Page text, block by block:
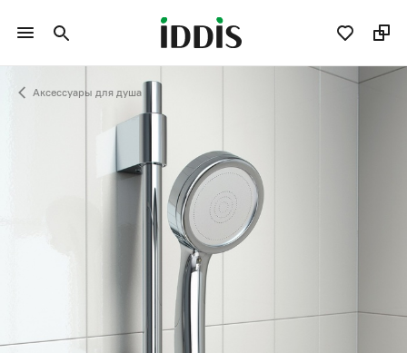
Аксессуары для душа